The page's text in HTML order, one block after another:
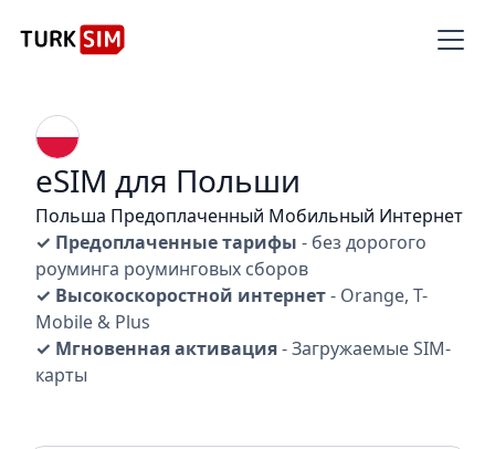
eSIM для Польши
Польша Предоплаченный Мобильный Интернет
✓ Предоплаченные тарифы - без дорогого
роуминга роуминговых сборов
✓ Высокоскоростной интернет- Orange, T-
Mobile & Plus
✓ Мгновенная активация- Загружаемые SIM-
карты